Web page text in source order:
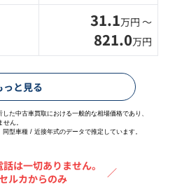
31.1万円 〜
821.0万円
っと見る
た中古車買取における一般的な相場価格であり、
ん。
型車種 / 近接年式のデータで推定しています。
は一切ありません。
ルカからのみ
／